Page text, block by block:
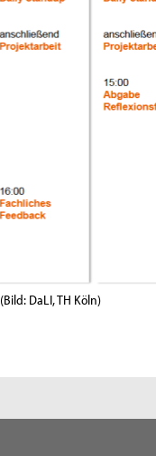
(Bild: DaLI, TH Köln)